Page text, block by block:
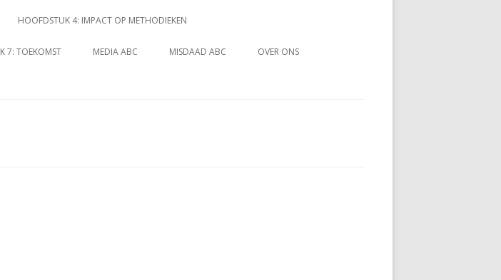
HOOFDSTUK 4: IMPACT OP METHODIEKEN
7: TOEKOMST MEDIA ABC MISDAAD ABC OVER ONS